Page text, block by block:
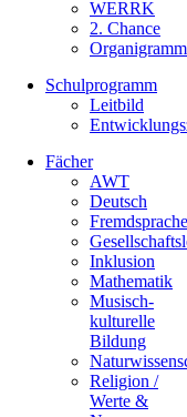
WERRK
2. Chance
Organigramm
Schulprogramm
Leitbild
Fächer
AWT
Deutsch
Inklusion
Mathematik
Musisch-
kulturelle
Bildung
Religion /
Werte &